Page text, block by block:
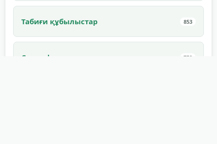
Табиғи құбылыстар 853
Смартфондар 759